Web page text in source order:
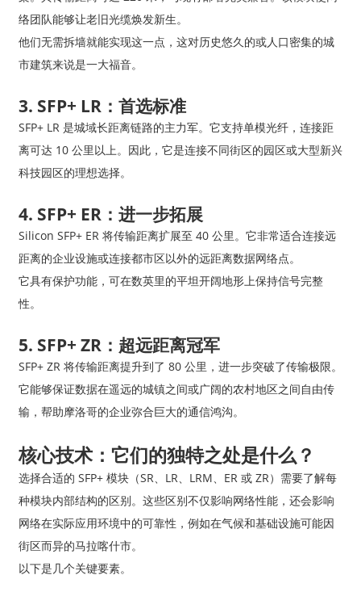
络团队能够让老旧光缆焕发新生。
他们无需拆墙就能实现这一点，这对历史悠久的或人口密集的城
市建筑来说是一大福音。
3. SFP+ LR：首选标准
SFP+ LR 是城域长距离链路的主力军。它支持单模光纤，连接距
离可达 10 公里以上。因此，它是连接不同街区的园区或大型新兴
科技园区的理想选择。
4. SFP+ ER：进一步拓展
Silicon SFP+ ER 将传输距离扩展至 40 公里。它非常适合连接远
距离的企业设施或连接都市区以外的远距离数据网络点。
它具有保护功能，可在数英里的平坦开阔地形上保持信号完整
性。
5. SFP+ ZR：超远距离冠军
SFP+ ZR 将传输距离提升到了 80 公里，进一步突破了传输极限。
它能够保证数据在遥远的城镇之间或广阔的农村地区之间自由传
输，帮助摩洛哥的企业弥合巨大的通信鸿沟。
核心技术：它们的独特之处是什么？
选择合适的 SFP+ 模块（SR、LR、LRM、ER 或 ZR）需要了解每
种模块内部结构的区别。这些区别不仅影响网络性能，还会影响
网络在实际应用环境中的可靠性，例如在气候和基础设施可能因
街区而异的马拉喀什市。
以下是几个关键要素。